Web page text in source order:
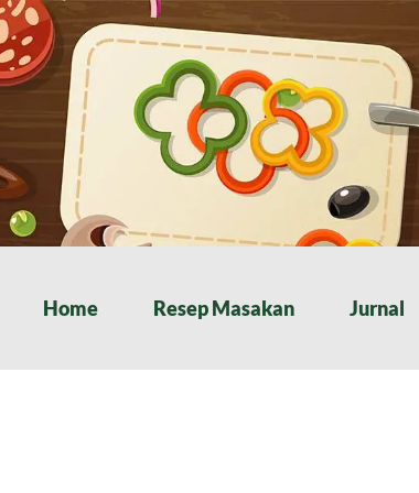
Home Resep Masakan Jurnal